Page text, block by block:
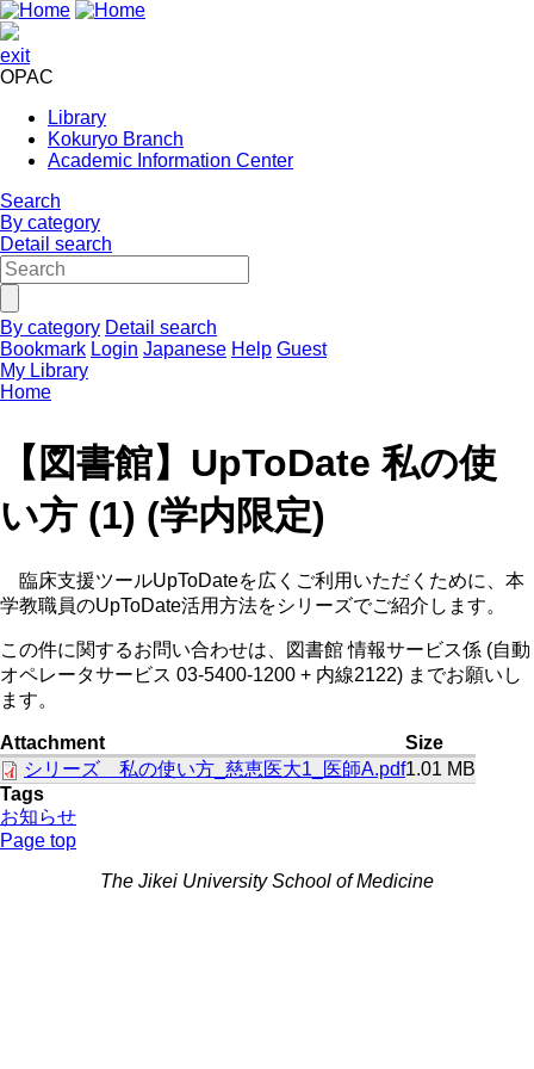
exit
OPAC
Library
Kokuryo Branch
Academic Information Center
Search
By category
Detail search
By category Detail search
Bookmark Login Japanese Help Guest
My Library
Home
【図書館】UpToDate 私の使
い方 (1) (学内限定)
臨床支援ツールUpToDateを広くご利用いただくために、本
学教職員のUpToDate活用方法をシリーズでご紹介します。
この件に関するお問い合わせは、図書館 情報サービス係 (自動
オペレータサービス 03-5400-1200 + 内線2122) までお願いし
ます。
Attachment
Size
シリーズ 私の使い方_慈恵医大1_医師A.pdf1.01 MB
Tags
お知らせ
Page top
The Jikei University School of Medicine